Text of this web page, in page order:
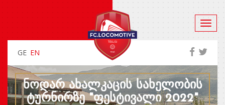
GE EN
ᲜᲝᲓᲐᲠ ᲐᲮᲐᲚᲙᲐᲪᲘᲡ ᲡᲐᲮᲔᲚᲝᲑᲘᲡ
ᲢᲣᲠᲜᲘᲠᲖᲔ "ᲤᲔᲡᲢᲘᲕᲐᲚᲘ 2022"